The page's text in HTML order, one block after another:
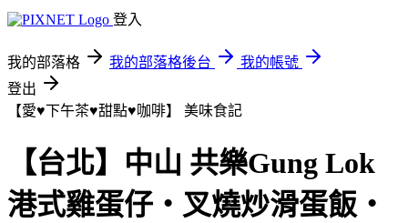
登入
我的部落格 我的部落格後台
我的帳號
登出
【愛♥下午茶♥甜點♥咖啡】 美味食記
【台北】中山 共樂Gung Lok
港式雞蛋仔‧叉燒炒滑蛋飯‧